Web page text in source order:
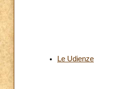
Le Udienze